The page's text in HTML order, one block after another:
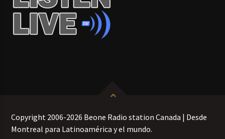
Copyright 2006-2026 Beone Radio station Canada | Desde
Montreal para Latinoamérica y el mundo.